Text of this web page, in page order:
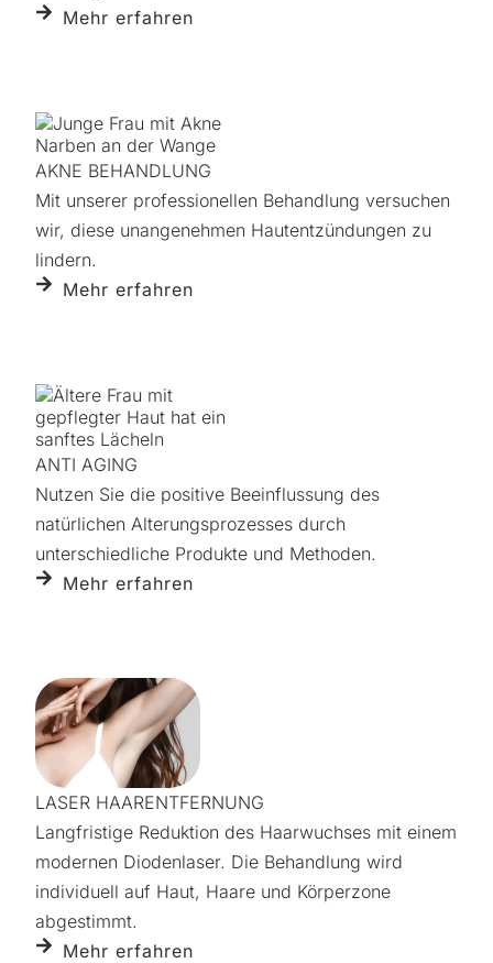
Mehr erfahren
AKNE BEHANDLUNG
Mit unserer professionellen Behandlung versuchen
wir, diese unangenehmen Hautentzündungen zu
lindern.
Mehr erfahren
ANTI AGING
Nutzen Sie die positive Beeinflussung des
natürlichen Alterungsprozesses durch
unterschiedliche Produkte und Methoden.
Mehr erfahren
LASER HAARENTFERNUNG
Langfristige Reduktion des Haarwuchses mit einem
modernen Diodenlaser. Die Behandlung wird
individuell auf Haut, Haare und Körperzone
abgestimmt.
Mehr erfahren